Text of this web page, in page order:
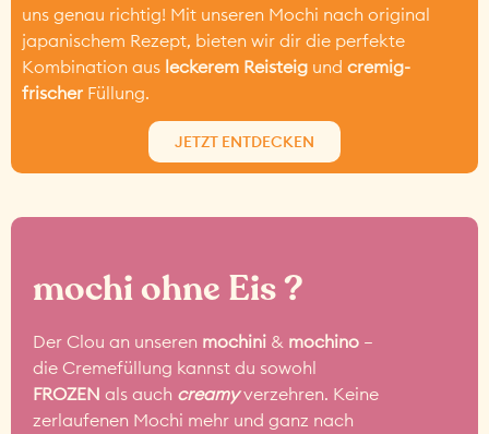
uns genau richtig! Mit unseren Mochi nach original
japanischem Rezept, bieten wir dir die perfekte
Kombination aus leckerem Reisteig und cremig-
frischer Füllung.
JETZT ENTDECKEN
mochi ohne Eis ?
Der Clou an unseren mochini & mochino –
die Cremefüllung kannst du sowohl
FROZEN als auch creamyverzehren. Keine
zerlaufenen Mochi mehr und ganz nach